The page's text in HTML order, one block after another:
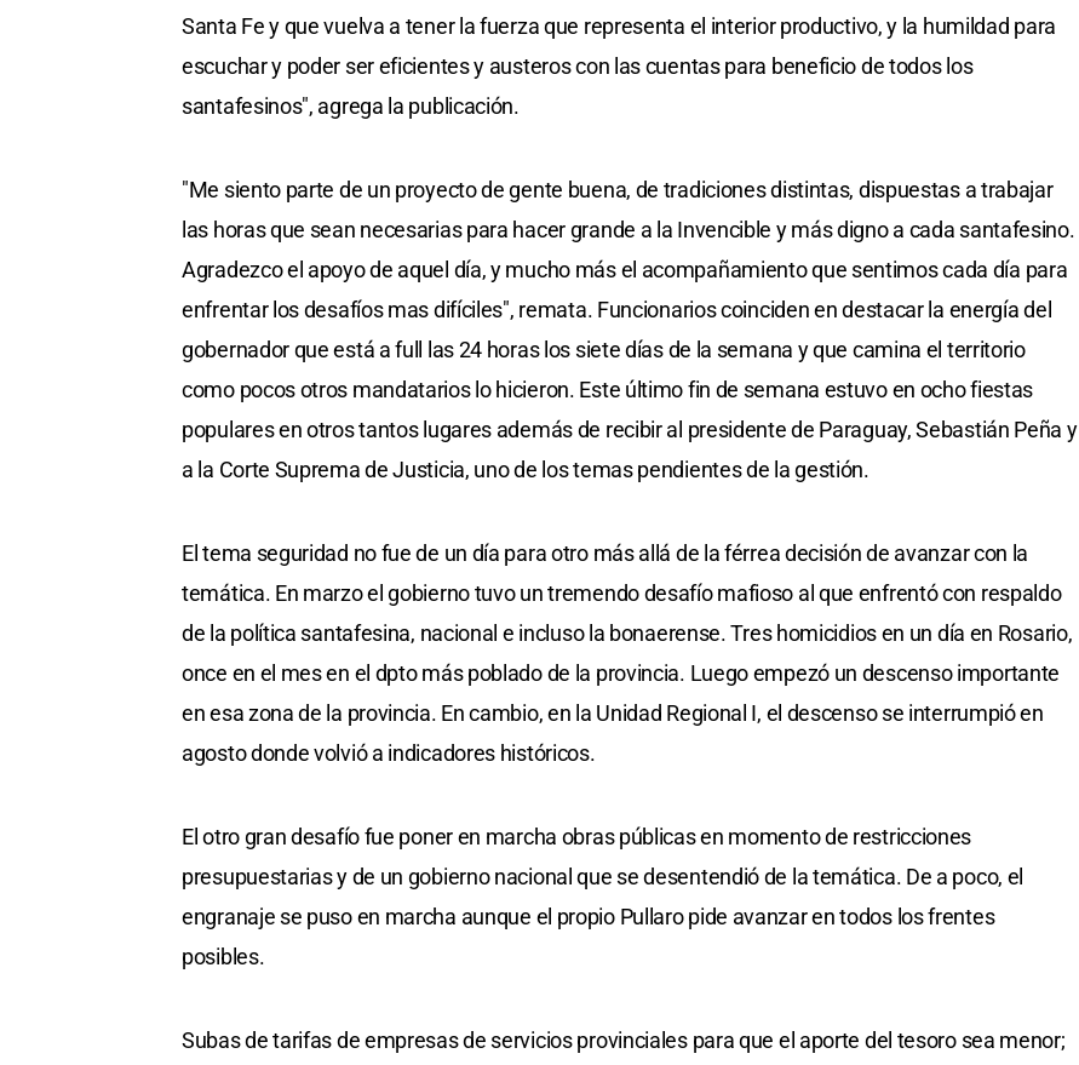
Santa Fe y que vuelva a tener la fuerza que representa el interior productivo, y la humildad para
escuchar y poder ser eficientes y austeros con las cuentas para beneficio de todos los
santafesinos", agrega la publicación.
"Me siento parte de un proyecto de gente buena, de tradiciones distintas, dispuestas a trabajar
las horas que sean necesarias para hacer grande a la Invencible y más digno a cada santafesino.
Agradezco el apoyo de aquel día, y mucho más el acompañamiento que sentimos cada día para
enfrentar los desafíos mas difíciles", remata. Funcionarios coinciden en destacar la energía del
gobernador que está a full las 24 horas los siete días de la semana y que camina el territorio
como pocos otros mandatarios lo hicieron. Este último fin de semana estuvo en ocho fiestas
populares en otros tantos lugares además de recibir al presidente de Paraguay, Sebastián Peña y
a la Corte Suprema de Justicia, uno de los temas pendientes de la gestión.
El tema seguridad no fue de un día para otro más allá de la férrea decisión de avanzar con la
temática. En marzo el gobierno tuvo un tremendo desafío mafioso al que enfrentó con respaldo
de la política santafesina, nacional e incluso la bonaerense. Tres homicidios en un día en Rosario,
once en el mes en el dpto más poblado de la provincia. Luego empezó un descenso importante
en esa zona de la provincia. En cambio, en la Unidad Regional I, el descenso se interrumpió en
agosto donde volvió a indicadores históricos.
El otro gran desafío fue poner en marcha obras públicas en momento de restricciones
presupuestarias y de un gobierno nacional que se desentendió de la temática. De a poco, el
engranaje se puso en marcha aunque el propio Pullaro pide avanzar en todos los frentes
posibles.
Subas de tarifas de empresas de servicios provinciales para que el aporte del tesoro sea menor;